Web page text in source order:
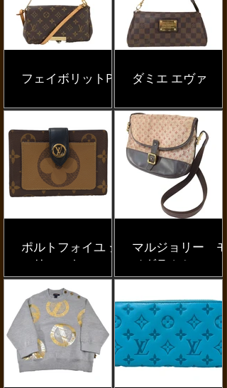
フェイボリットPM ダミエ エヴァ
ポルトフォイユ ジ
ュリエット
マルジョリー モ
ノグラムミニ